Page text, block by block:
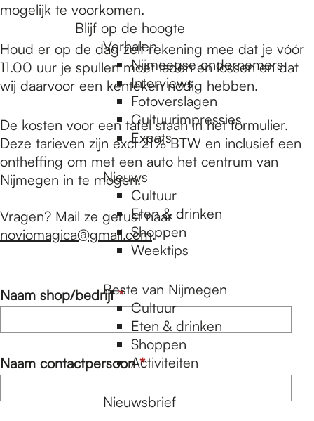
Blijf op de hoogte
Verhalen
Nijmeegse ondernemers
Interviews
Fotoverslagen
Cultuurimpressies
Expats
Nieuws
Cultuur
Eten & drinken
Shoppen
Weektips
Beste van Nijmegen
Cultuur
Eten & drinken
Shoppen
Activiteiten
Nieuwsbrief
mogelijk te voorkomen.
Houd er op de dag zelf rekening mee dat je vóór
11.00 uur je spullen moet laden en lossen en dat
wij daarvoor een kenteken nodig hebben.
De kosten voor een tafel staan in het formulier.
Deze tarieven zijn excl 21% BTW en inclusief een
ontheffing om met een auto het centrum van
Nijmegen in te mogen.
Vragen? Mail ze gerust naar
noviomagica@gmail.com.
Naam shop/bedrijf*v
e
r
p
l
c
Naam contactpersoon*v
e
r